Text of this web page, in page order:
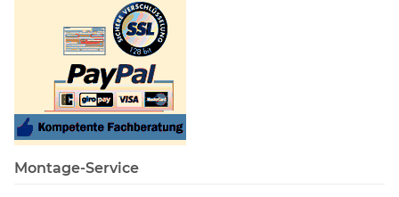
Montage-Service